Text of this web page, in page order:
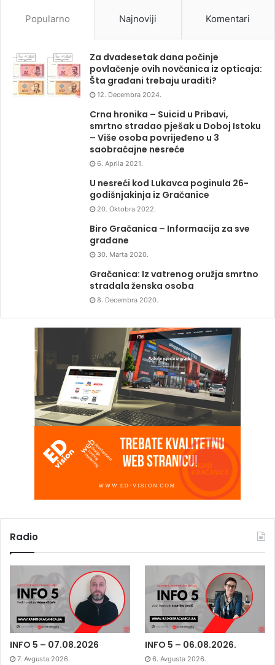
Popularno Najnoviji Komentari
Za dvadesetak dana počinje
povlačenje ovih novčanica iz opticaja:
Šta građani trebaju uraditi?
12. Decembra 2024.
Crna hronika – Suicid u Pribavi,
smrtno stradao pješak u Doboj Istoku
– Više osoba povrijeđeno u 3
saobraćajne nesreće
6. Aprila 2021.
U nesreći kod Lukavca poginula 26-
godišnjakinja iz Gračanice
20. Oktobra 2022.
Biro Gračanica – Informacija za sve
građane
30. Marta 2020.
Gračanica: Iz vatrenog oružja smrtno
stradala ženska osoba
8. Decembra 2020.
Radio
INFO 5 – 07.08.2026
7. Avgusta 2026.
INFO 5 – 06.08.2026.
6. Avgusta 2026.